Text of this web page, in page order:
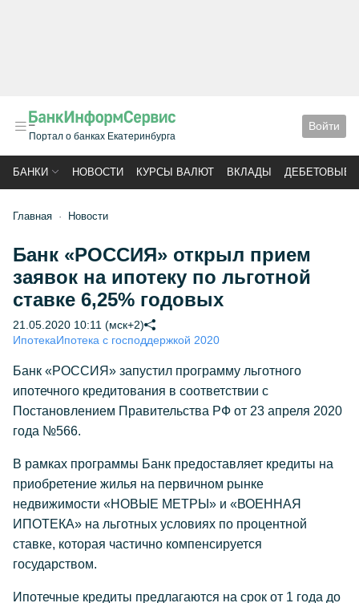
Портал о банках Екатеринбурга
Войти
БАНКИ НОВОСТИ КУРСЫ ВАЛЮТ ВКЛАДЫ ДЕБЕТОВЫЕ
Главная Новости
Банк «РОССИЯ» открыл прием
заявок на ипотеку по льготной
ставке 6,25% годовых
21.05.2020 10:11 (мск+2)
ИпотекаИпотека с господдержкой 2020
Банк «РОССИЯ» запустил программу льготного
ипотечного кредитования в соответствии с
Постановлением Правительства РФ от 23 апреля 2020
года №566.
В рамках программы Банк предоставляет кредиты на
приобретение жилья на первичном рынке
недвижимости «НОВЫЕ МЕТРЫ» и «ВОЕННАЯ
ИПОТЕКА» на льготных условиях по процентной
ставке, которая частично компенсируется
государством.
Ипотечные кредиты предлагаются на срок от 1 года до